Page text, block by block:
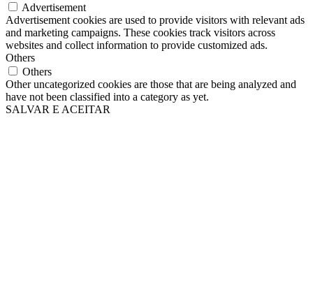
Advertisement
Advertisement cookies are used to provide visitors with relevant ads
and marketing campaigns. These cookies track visitors across
websites and collect information to provide customized ads.
Others
Others
Other uncategorized cookies are those that are being analyzed and
have not been classified into a category as yet.
SALVAR E ACEITAR